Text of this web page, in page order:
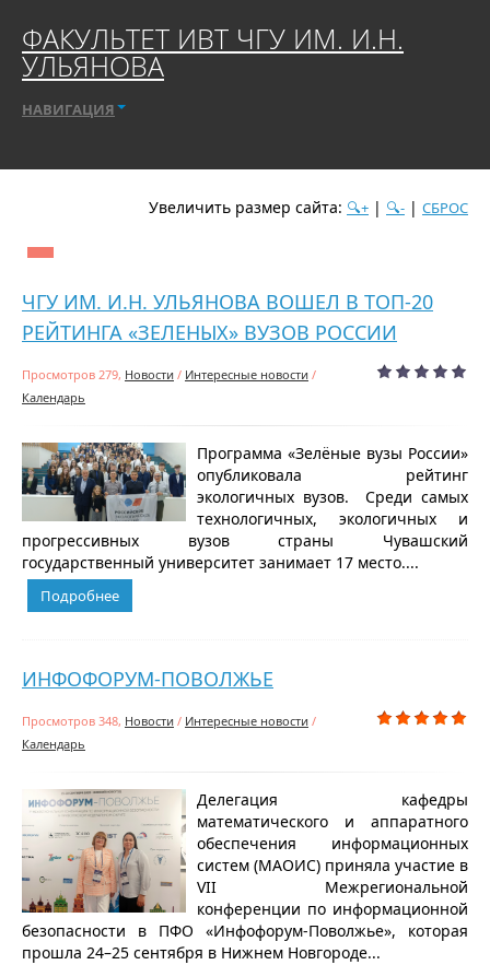
ФАКУЛЬТЕТ ИВТ ЧГУ ИМ. И.Н.
УЛЬЯНОВА
НАВИГАЦИЯ
Увеличить размер сайта: 🔍+ | 🔍- | СБРОС
популярности посещаемости алфавиту
ЧГУ ИМ. И.Н. УЛЬЯНОВА ВОШЕЛ В ТОП-20
РЕЙТИНГА «ЗЕЛЕНЫХ» ВУЗОВ РОССИИ
Просмотров 279, Новости / Интересные новости /
Календарь
Программа «Зелёные вузы России»
опубликовала рейтинг
экологичных вузов. Среди самых
технологичных, экологичных и
прогрессивных вузов страны Чувашский
государственный университет занимает 17 место....
Подробнее
ИНФОФОРУМ-ПОВОЛЖЬЕ
Просмотров 348, Новости / Интересные новости /
Календарь
Делегация кафедры
математического и аппаратного
обеспечения информационных
систем (МАОИС) приняла участие в
VII Межрегиональной
конференции по информационной
безопасности в ПФО «Инфофорум-Поволжье», которая
прошла 24–25 сентября в Нижнем Новгороде...